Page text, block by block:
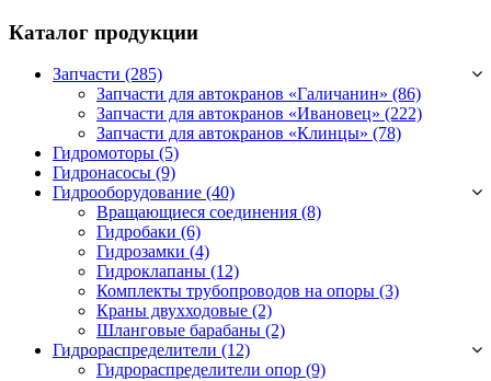
Каталог продукции
Запчасти (285)
Запчасти для автокранов «Галичанин» (86)
Запчасти для автокранов «Ивановец» (222)
Запчасти для автокранов «Клинцы» (78)
Гидромоторы (5)
Гидронасосы (9)
Гидрооборудование (40)
Вращающиеся соединения (8)
Гидробаки (6)
Гидрозамки (4)
Гидроклапаны (12)
Комплекты трубопроводов на опоры (3)
Краны двухходовые (2)
Шланговые барабаны (2)
Гидрораспределители (12)
Гидрораспределители опор (9)